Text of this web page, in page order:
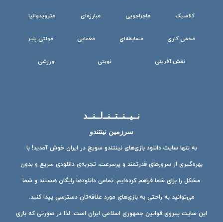
کلاسیک ماجراجویی مبارزه‌ای مترویدوانیا
مخفی کاری مسابقه‌ای معمایی مولتی پلیر
نقش آفرینی نوبتی ورزشی
نــیــنــتــنــ‌لــنــد
سرزمین نینتندو
به تنها سایت دانلود بازی‌های نینتندو سویچ در ایران خوش آمدید! با
بهره‌گیری از سرورهای قدرتمند و پرسرعت، تجربه‌ی دانلودی سریع و بدون
مشکل را برای شما فراهم کرده‌ایم. تمامی دانلودها رایگان هستند و شما
می‌توانید به راحتی به بازی‌های مورد علاقه‌تان دسترسی پیدا کنید.
این سایت پیروی قوانین جمهوری اسلامی ایران است. لذا در صورتی که بازی